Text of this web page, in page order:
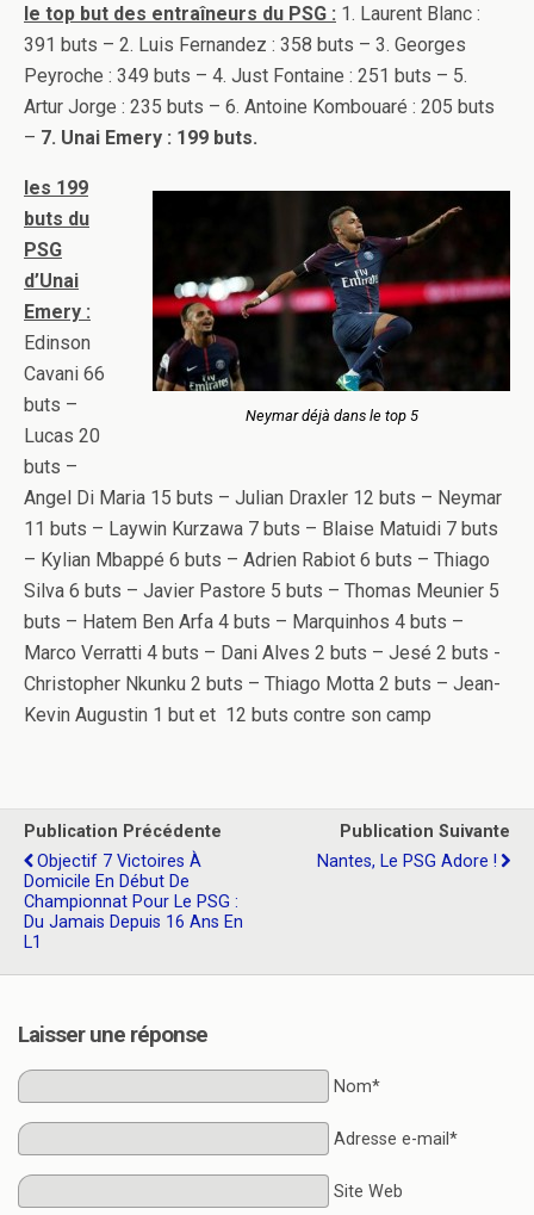
le top but des entraîneurs du PSG : 1. Laurent Blanc :
391 buts – 2. Luis Fernandez : 358 buts – 3. Georges
Peyroche : 349 buts – 4. Just Fontaine : 251 buts – 5.
Artur Jorge : 235 buts – 6. Antoine Kombouaré : 205 buts
– 7. Unai Emery : 199 buts.
Neymar déjà dans le top 5
les 199
buts du
PSG
d’Unai
Emery :
Edinson
Cavani 66
buts –
Lucas 20
buts –
Angel Di Maria 15 buts – Julian Draxler 12 buts – Neymar
11 buts – Laywin Kurzawa 7 buts – Blaise Matuidi 7 buts
– Kylian Mbappé 6 buts – Adrien Rabiot 6 buts – Thiago
Silva 6 buts – Javier Pastore 5 buts – Thomas Meunier 5
buts – Hatem Ben Arfa 4 buts – Marquinhos 4 buts –
Marco Verratti 4 buts – Dani Alves 2 buts – Jesé 2 buts -
Christopher Nkunku 2 buts – Thiago Motta 2 buts – Jean-
Kevin Augustin 1 but et 12 buts contre son camp
Publication Précédente
Objectif 7 Victoires À
Domicile En Début De
Championnat Pour Le PSG :
Du Jamais Depuis 16 Ans En
L1
Publication Suivante
Nantes, Le PSG Adore !
Laisser une réponse
Nom*
Adresse e-mail*
Site Web